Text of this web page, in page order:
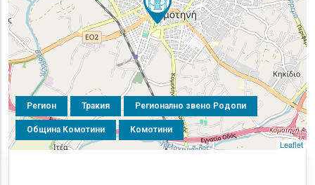
Регион Тракия Регионално звено Родопи
Община Комотини Комотини
Leaflet